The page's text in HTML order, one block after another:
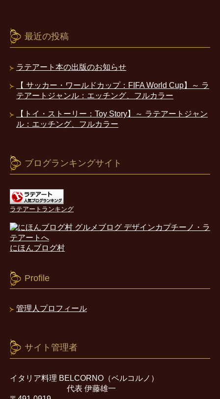
最近の投稿
ラテアート本の出版のお知らせ
【 サッカー・ワールドカップ：FIFA World Cup】～ ラ
テアートジャンル：エッチング、フルカラー
【トイ・ストーリー：Toy Story】～ ラテアートジャン
ル：エッチング、フルカラー
ブログランキングサイト
ラテアートランキング
にほんブログ村
Profile
管理人プロフィール
サイト管理者
イタリア料理 BELCORNO（ベルコルノ）
代表 伊藤雄一